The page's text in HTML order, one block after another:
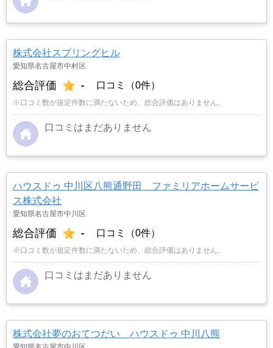
株式会社スプリングヒル
愛知県名古屋市中村区
総合評価 - 口コミ（0件）
※口コミ数が規定件数に満たないため、総合評価はありません。
口コミはまだありません
ハウスドゥ 中川区八熊通野田 ファミリアホームサービ
ス株式会社
愛知県名古屋市中川区
総合評価 - 口コミ（0件）
※口コミ数が規定件数に満たないため、総合評価はありません。
口コミはまだありません
株式会社夢のおてつだい ハウスドゥ 中川八熊